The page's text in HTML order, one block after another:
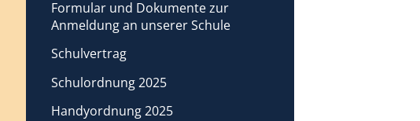
Formular und Dokumente zur
Anmeldung an unserer Schule
Schulvertrag
Schulordnung 2025
Handyordnung 2025